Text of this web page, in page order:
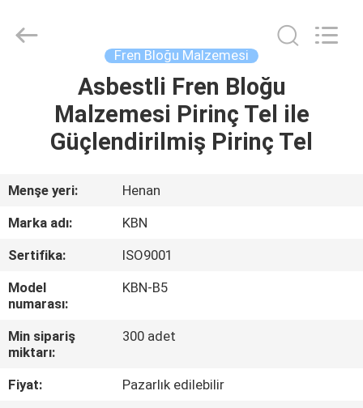
ÜRÜN:%
HAKKIMIZDA
FABRIKA
TURU
KALITE
KONTROL
Fren Bloğu Malzemesi
Asbestli Fren Bloğu
Malzemesi Pirinç Tel ile
Güçlendirilmiş Pirinç Tel
Menşe yeri:
Henan
Marka adı:
KBN
Sertifika:
ISO9001
Model
numarası:
KBN-B5
Min sipariş
miktarı:
300 adet
Fiyat:
Pazarlık edilebilir